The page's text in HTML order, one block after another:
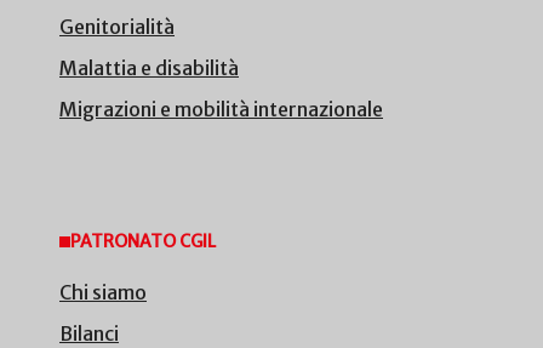
Genitorialità
Malattia e disabilità
Migrazioni e mobilità internazionale
PATRONATO CGIL
Chi siamo
Bilanci